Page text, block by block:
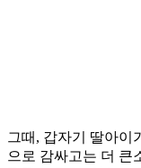
그때, 갑자기 딸아이
으로 감싸고는 더 큰